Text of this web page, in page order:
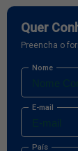
Quer
Preencha o
Nome
E-mail
País